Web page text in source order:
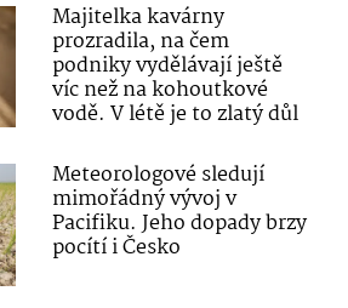
Majitelka kavárny
prozradila, na čem
podniky vydělávají ještě
víc než na kohoutkové
vodě. V létě je to zlatý důl
Meteorologové sledují
mimořádný vývoj v
Pacifiku. Jeho dopady brzy
pocítí i Česko